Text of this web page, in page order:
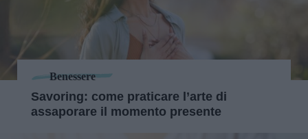
Benessere
Savoring: come praticare l’arte di
assaporare il momento presente